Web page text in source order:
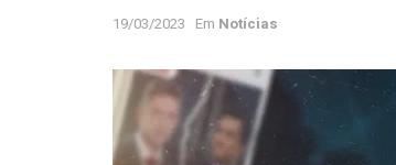
19/03/2023 Em Notícias